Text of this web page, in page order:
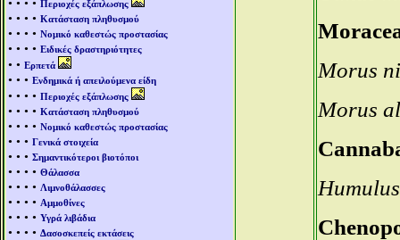
Περιοχές εξάπλωσης
• • • • Κατάσταση πληθυσμού
• • • • Νομικό καθεστώς προστασίας
• • • • Ειδικές δραστηριότητες
• • Ερπετά
• • • Ενδημικά ή απειλούμενα είδη
• • • • Περιοχές εξάπλωσης
• • • • Κατάσταση πληθυσμού
• • • • Νομικό καθεστώς προστασίας
• • • Γενικά στοιχεία
• • • Σημαντικότεροι βιοτόποι
• • • • Θάλασσα
• • • • Λιμνοθάλασσες
• • • • Αμμοθίνες
• • • • Υγρά λιβάδια
• • • • Δασοσκεπείς εκτάσεις
Morus
Morus